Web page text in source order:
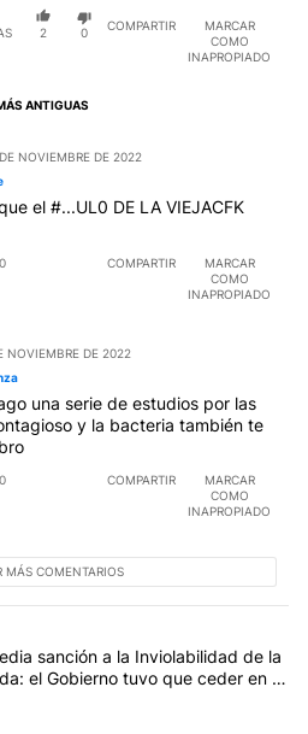
2 0
COMPARTIR
MARCAR
COMO
INAPROPIADO
ANTIGUAS
NOVIEMBRE DE 2022
el #...UL0 DE LA VIEJACFK
0 COMPARTIR
MARCAR
COMO
INAPROPIADO
NOVIEMBRE DE 2022
una serie de estudios por las
y la bacteria también te
0 COMPARTIR
MARCAR
COMO
INAPROPIADO
MÁS COMENTARIOS
con más comentarios en los
el título "El Senado dio media
sanción a la Inviolabilidad de la
el Gobierno tuvo que ceder en la
Fuego